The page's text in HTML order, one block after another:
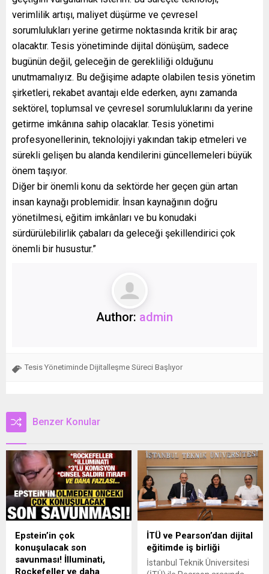
verimlilik artışı, maliyet düşürme ve çevresel
sorumlulukları yerine getirme noktasında kritik bir araç
olacaktır. Tesis yönetiminde dijital dönüşüm, sadece
bugünün değil, geleceğin de gerekliliği olduğunu
unutmamalıyız. Bu değişime adapte olabilen tesis yönetim
şirketleri, rekabet avantajı elde ederken, aynı zamanda
sektörel, toplumsal ve çevresel sorumluluklarını da yerine
getirme imkânına sahip olacaklar. Tesis yönetimi
profesyonellerinin, teknolojiyi yakından takip etmeleri ve
sürekli gelişen bu alanda kendilerini güncellemeleri büyük
önem taşıyor.
Diğer bir önemli konu da sektörde her geçen gün artan
insan kaynağı problemidir. İnsan kaynağının doğru
yönetilmesi, eğitim imkânları ve bu konudaki
sürdürülebilirlik çabaları da geleceği şekillendirici çok
önemli bir husustur.”
Author: admin
Tesis Yönetiminde Dijitalleşme Süreci Başlıyor
Benzer Konular
Epstein’in çok
konuşulacak son
savunması! İlluminati,
Rockefeller ve daha
İTÜ ve Pearson’dan dijital
eğitimde iş birliği
İstanbul Teknik Üniversitesi